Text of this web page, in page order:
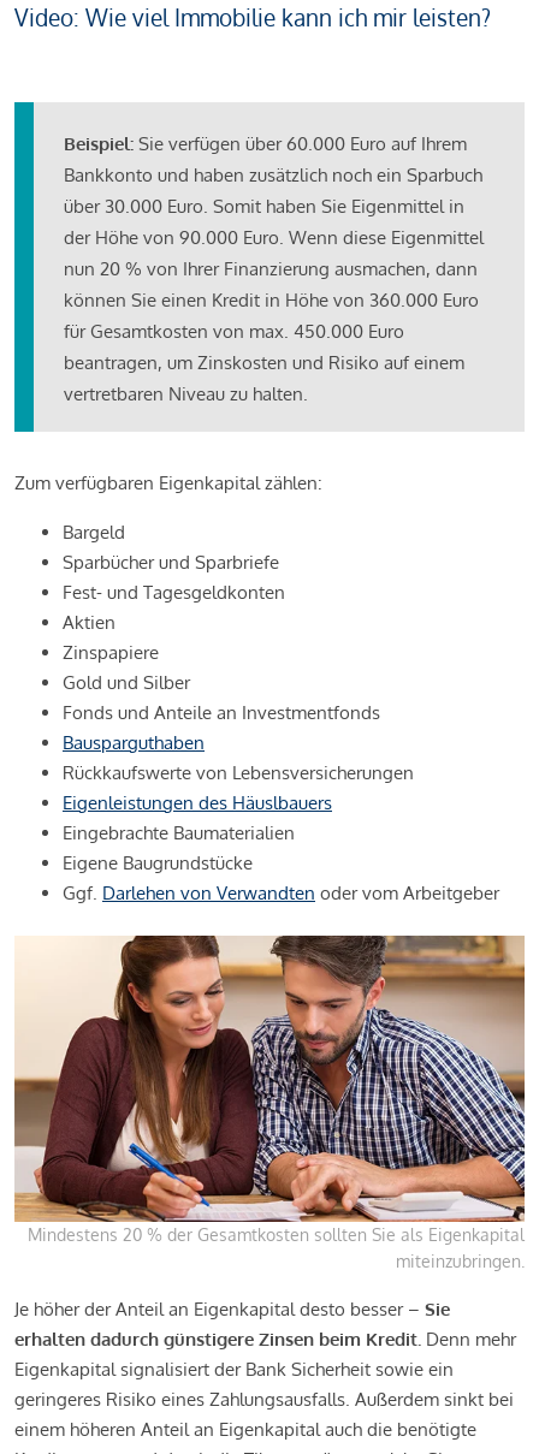
Video: Wie viel Immobilie kann ich mir leisten?
Beispiel: Sie verfügen über 60.000 Euro auf Ihrem
Bankkonto und haben zusätzlich noch ein Sparbuch
über 30.000 Euro. Somit haben Sie Eigenmittel in
der Höhe von 90.000 Euro. Wenn diese Eigenmittel
nun 20 % von Ihrer Finanzierung ausmachen, dann
können Sie einen Kredit in Höhe von 360.000 Euro
für Gesamtkosten von max. 450.000 Euro
beantragen, um Zinskosten und Risiko auf einem
vertretbaren Niveau zu halten.
Zum verfügbaren Eigenkapital zählen:
Bargeld
Sparbücher und Sparbriefe
Fest- und Tagesgeldkonten
Aktien
Zinspapiere
Gold und Silber
Fonds und Anteile an Investmentfonds
Bausparguthaben
Rückkaufswerte von Lebensversicherungen
Eigenleistungen des Häuslbauers
Eingebrachte Baumaterialien
Eigene Baugrundstücke
Ggf. Darlehen von Verwandten oder vom Arbeitgeber
Mindestens 20 % der Gesamtkosten sollten Sie als Eigenkapital
miteinzubringen.
Je höher der Anteil an Eigenkapital desto besser – Sie
erhalten dadurch günstigere Zinsen beim Kredit. Denn mehr
Eigenkapital signalisiert der Bank Sicherheit sowie ein
geringeres Risiko eines Zahlungsausfalls. Außerdem sinkt bei
einem höheren Anteil an Eigenkapital auch die benötigte